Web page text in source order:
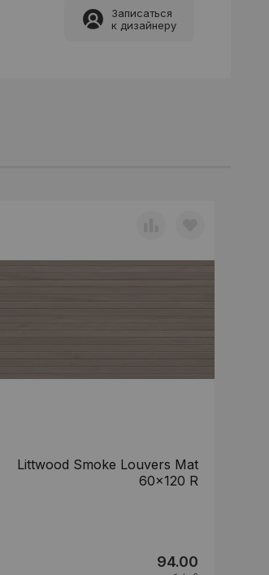
Записаться
к дизайнеру
Littwood Smoke Louvers Mat
60x120 R
94.00